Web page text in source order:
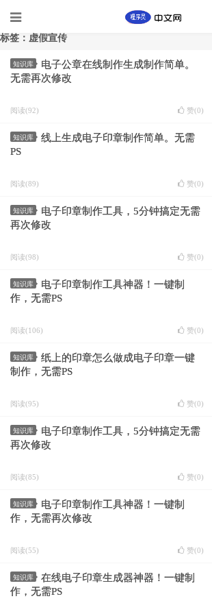
标签：虚假宣传
知识库
电子公章在线制作生成制作简单。
无需再次修改
阅读(92) 赞(0)
知识库
线上生成电子印章制作简单。无需
PS
阅读(89) 赞(0)
知识库
电子印章制作工具，5分钟搞定无需
再次修改
阅读(98) 赞(0)
知识库
电子印章制作工具神器！一键制
作，无需PS
阅读(106) 赞(0)
知识库
纸上的印章怎么做成电子印章一键
制作，无需PS
阅读(95) 赞(0)
知识库
电子印章制作工具，5分钟搞定无需
再次修改
阅读(85) 赞(0)
知识库
电子印章制作工具神器！一键制
作，无需再次修改
阅读(55) 赞(0)
知识库
在线电子印章生成器神器！一键制
作，无需PS